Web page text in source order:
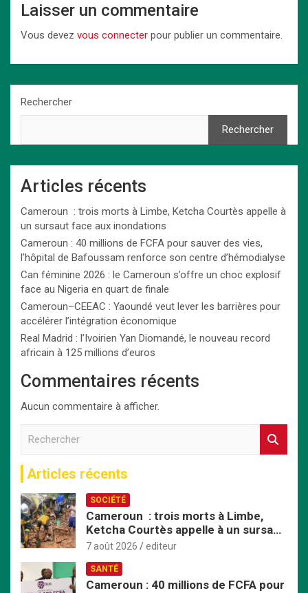
Laisser un commentaire
Vous devez vous connecter pour publier un commentaire.
Rechercher
Rechercher
Articles récents
Cameroun : trois morts à Limbe, Ketcha Courtès appelle à
un sursaut face aux inondations
Cameroun : 40 millions de FCFA pour sauver des vies,
l’hôpital de Bafoussam renforce son centre d’hémodialyse
Can féminine 2026 : le Cameroun s’offre un choc explosif
face au Nigeria en quart de finale
Cameroun–CEEAC : Yaoundé veut lever les barrières pour
accélérer l’intégration économique
Real Madrid : l’Ivoirien Yan Diomandé, le nouveau record
africain à 125 millions d’euros
Commentaires récents
Aucun commentaire à afficher.
r
c
h
e
r
Articles récents
SOCIÉTÉ
Cameroun : trois morts à Limbe,
Ketcha Courtès appelle à un sursaut
face aux inondations
7 août 2026 editeur
SANTÉ
Cameroun : 40 millions de FCFA pour